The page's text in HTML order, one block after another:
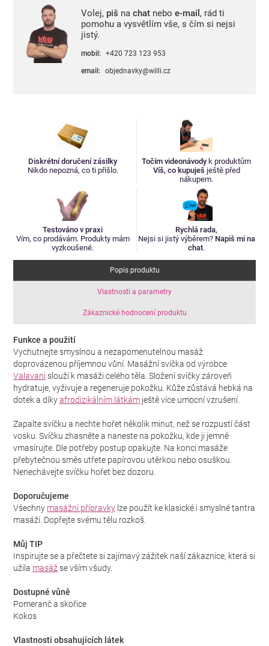
Volej, piš na chatnebo e-mail , rád ti
pomohu a vysvětlím vše, s čím si nejsi
jistý.
mobil: +420 723 123 953
email: objednavky@willi.cz
Diskrétní doručení zásilky
Nikdo nepozná, co ti přišlo.
Točím videonávody k produktům
Víš, co kupuješ ještě před
nákupem.
Testováno v praxi
Vím, co prodávám. Produkty mám
vyzkoušené.
Rychlá rada,
Nejsi si jistý výběrem? Napiš mi na
chat.
Popis produktu
Vlastnosti a parametry
Zákaznické hodnocení produktu
Funkce a použití
Vychutnejte smyslnou a nezapomenutelnou masáž
doprovázenou příjemnou vůní. Masážní svíčka od výrobce
Valavani slouží k masáži celého těla. Složení svíčky zároveň
hydratuje, vyživuje a regeneruje pokožku. Kůže zůstává hebká na
dotek a díkyafrodizikálním látkám ještě více umocní vzrušení.
Zapalte svíčku a nechte hořet několik minut, než se rozpustí část
vosku. Svíčku zhasněte a naneste na pokožku, kde ji jemně
vmasírujte. Dle potřeby postup opakujte. Na konci masáže
přebytečnou směs utřete papírovou utěrkou nebo osuškou.
Nenechávejte svíčku hořet bez dozoru.
Doporučujeme
Všechny masážní přípravky lze použít ke klasické i smyslné tantra
masáži. Dopřejte svému tělu rozkoš.
Můj TIP
Inspirujte se a přečtete si zajímavý zážitek naší zákaznice, která si
užila masážse vším všudy.
Dostupné vůně
Pomeranč a skořice
Kokos
Vlastnosti obsahujících látek